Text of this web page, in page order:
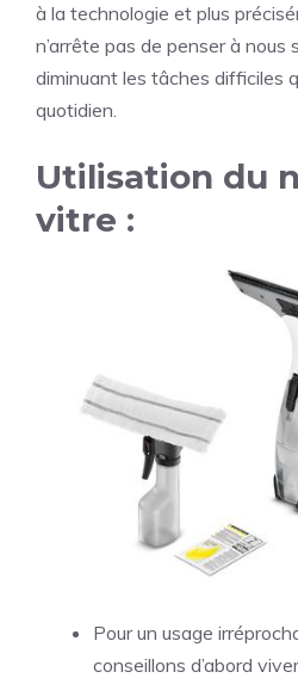
à la technologie et plus
n’arrête pas de penser à nous
diminuant les tâches difficiles
quotidien.
Utilisation du
vitre :
Pour un usage
conseillons d’abord